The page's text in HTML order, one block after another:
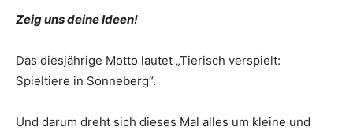
Zeig uns deine Ideen!
Das diesjährige Motto lautet „Tierisch verspielt:
Spieltiere in Sonneberg“.
Und darum dreht sich dieses Mal alles um kleine und